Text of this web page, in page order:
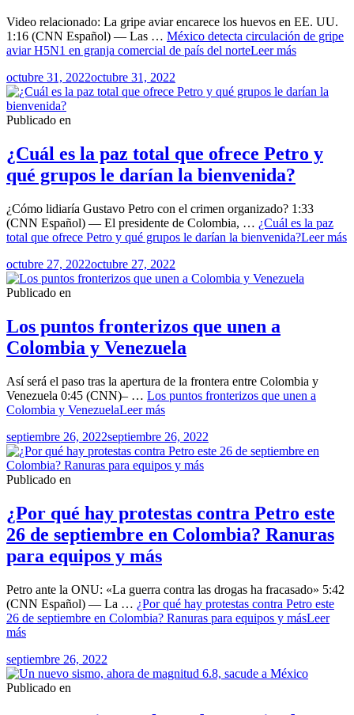
Video relacionado: La gripe aviar encarece los huevos en EE. UU.
1:16 (CNN Español) — Las … México detecta circulación de gripe
aviar H5N1 en granja comercial de país del norteLeer más
octubre 31, 2022octubre 31, 2022
Publicado en
¿Cuál es la paz total que ofrece Petro y
qué grupos le darían la bienvenida?
¿Cómo lidiaría Gustavo Petro con el crimen organizado? 1:33
(CNN Español) — El presidente de Colombia, … ¿Cuál es la paz
total que ofrece Petro y qué grupos le darían la bienvenida?Leer más
octubre 27, 2022octubre 27, 2022
Publicado en
Los puntos fronterizos que unen a
Colombia y Venezuela
Así será el paso tras la apertura de la frontera entre Colombia y
Venezuela 0:45 (CNN)– … Los puntos fronterizos que unen a
Colombia y VenezuelaLeer más
septiembre 26, 2022septiembre 26, 2022
Publicado en
¿Por qué hay protestas contra Petro este
26 de septiembre en Colombia? Ranuras
para equipos y más
Petro ante la ONU: «La guerra contra las drogas ha fracasado» 5:42
(CNN Español) — La … ¿Por qué hay protestas contra Petro este
26 de septiembre en Colombia? Ranuras para equipos y másLeer
más
septiembre 26, 2022
Publicado en